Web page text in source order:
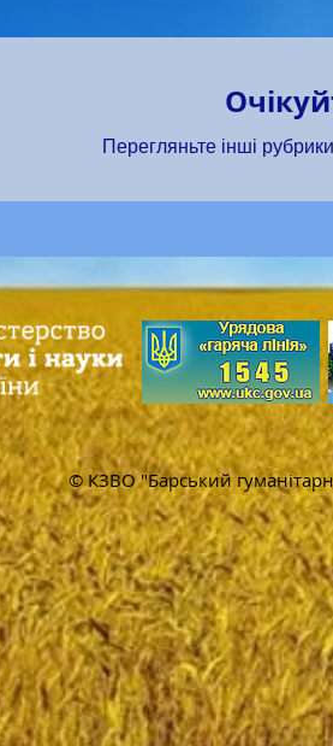
Перегляньте інші
© КЗВО "Барський